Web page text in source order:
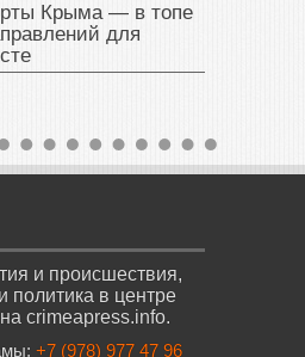
Крыма — в топе
для
и происшествия,
политика в центре
crimeapress.info.
+7 (978) 977 47 96